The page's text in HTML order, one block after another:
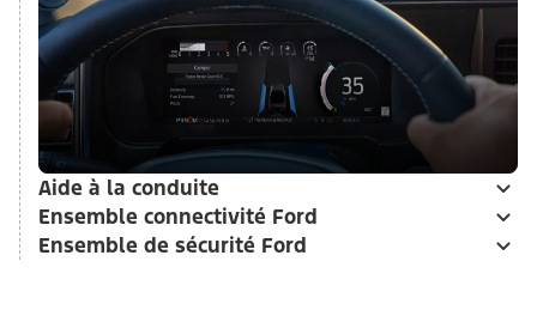
Aide à la conduite
Ensemble connectivité Ford
Ensemble de sécurité Ford